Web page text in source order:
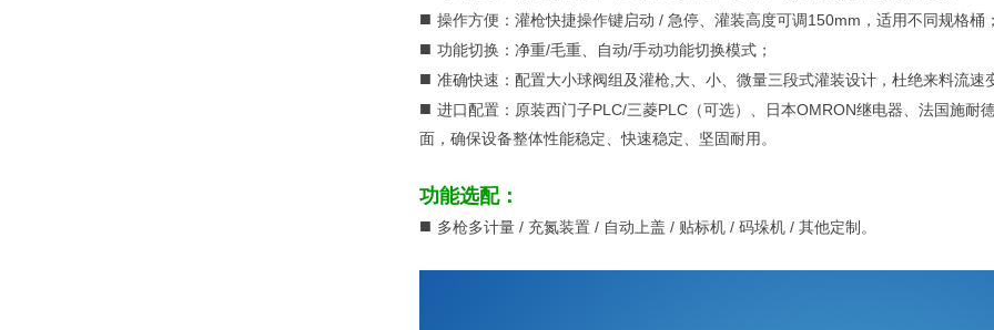
■ 操作方便：灌枪快捷操作键启动 / 急停、灌装高度可调150mm，适用不同规格桶
■ 功能切换：净重/毛重、自动/手动功能切换模式；
■ 准确快速：配置大小球阀组及灌枪,大、小、微量三段式灌装设计，杜绝来料流
■ 进口配置：原装西门子PLC/三菱PLC（可选）、日本OMRON继电器、法国施
面，确保设备整体性能稳定、快速稳定、坚固耐用。
功能选配：
■ 多枪多计量 / 充氮装置 / 自动上盖 / 贴标机 / 码垛机 / 其他定制。